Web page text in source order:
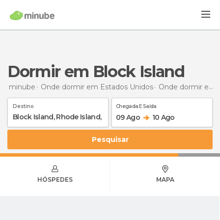
Dormir em Block Island
minube Onde dormir em Estados Unidos Onde dormir em Rhode Island
Destino Chegada E Saída
09 Ago 10 Ago
Pesquisar
HÓSPEDES MAPA